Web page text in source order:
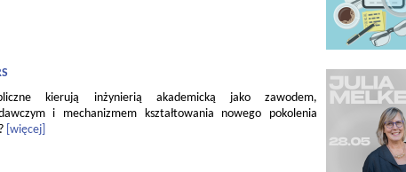
kierują inżynierią akademicką jako zawodem,
i mechanizmem kształtowania nowego pokolenia
[więcej]